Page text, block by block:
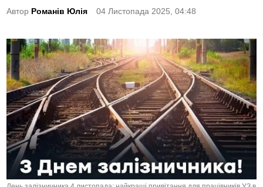
Автор Романів Юлія 04 Листопада 2025, 04:48